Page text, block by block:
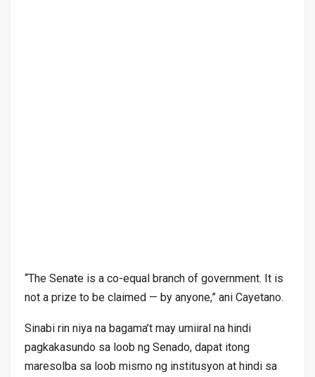
“The Senate is a co-equal branch of government. It is
not a prize to be claimed — by anyone,” ani Cayetano.
Sinabi rin niya na bagama’t may umiiral na hindi
pagkakasundo sa loob ng Senado, dapat itong
maresolba sa loob mismo ng institusyon at hindi sa